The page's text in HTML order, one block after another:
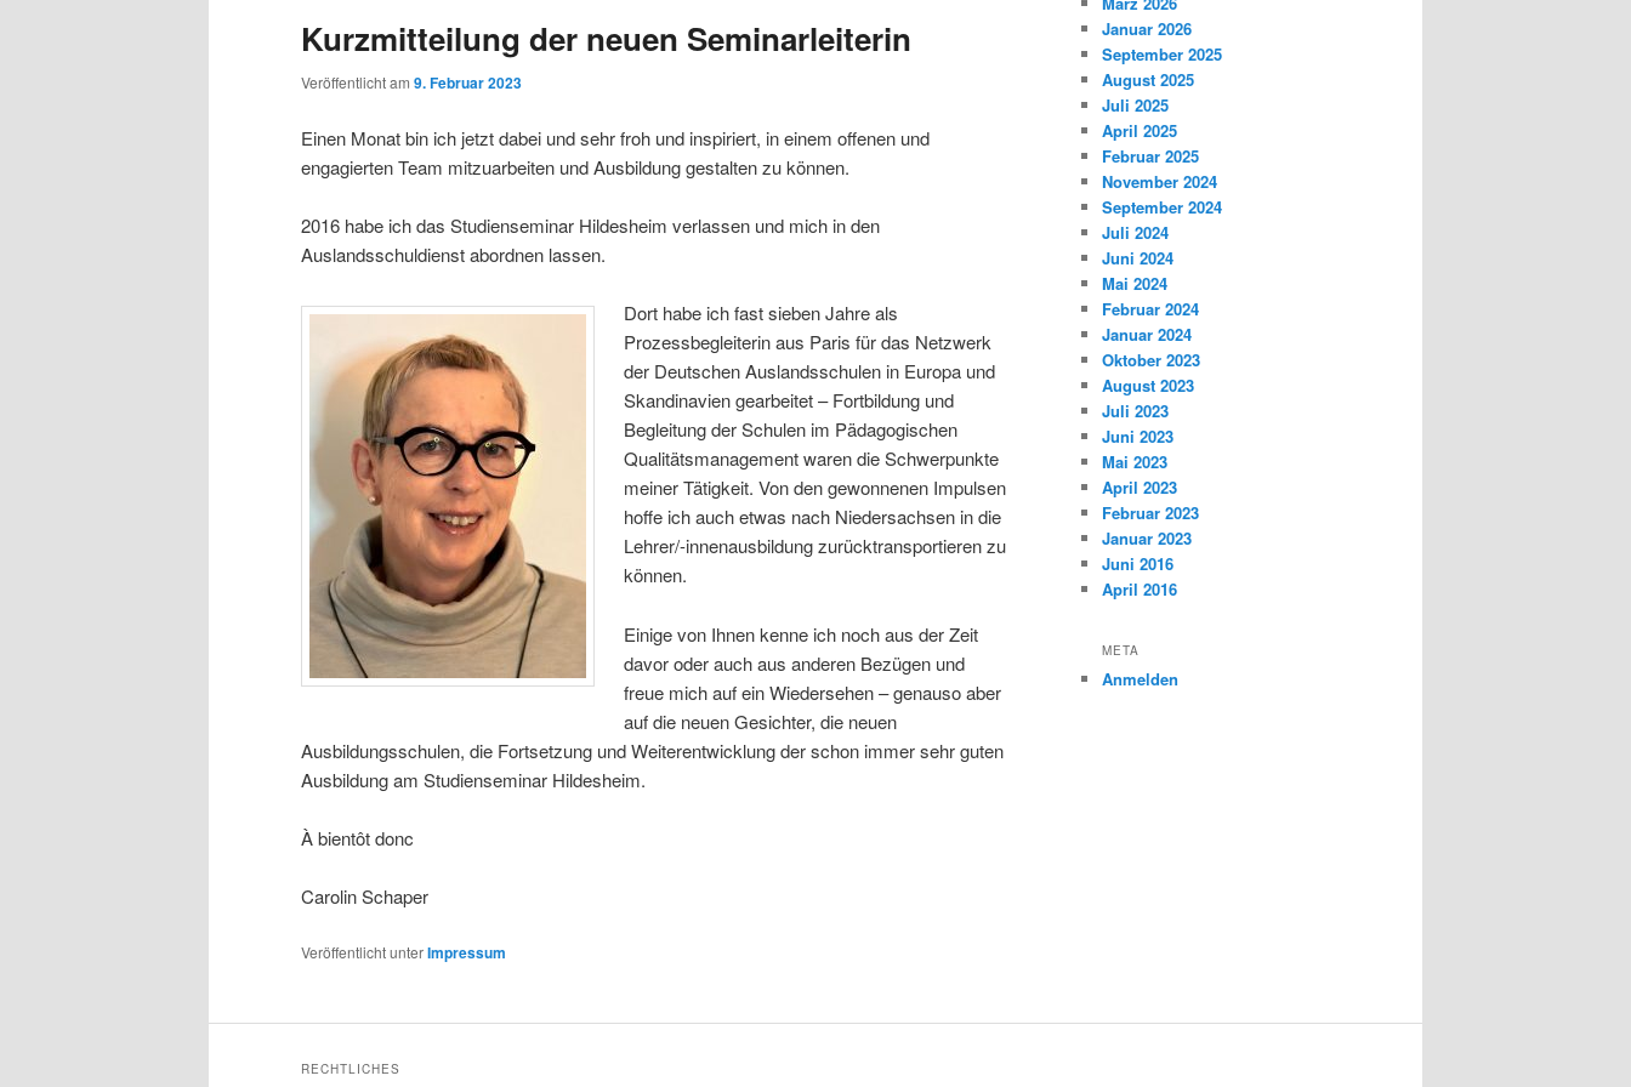
Kurzmitteilung der neuen Seminarleiterin
Veröffentlicht am 9. Februar 2023
Einen Monat bin ich jetzt dabei und sehr froh und inspiriert, in einem offenen und
engagierten Team mitzuarbeiten und Ausbildung gestalten zu können.
2016 habe ich das Studienseminar Hildesheim verlassen und mich in den
Auslandsschuldienst abordnen lassen.
Dort habe ich fast sieben Jahre als
Prozessbegleiterin aus Paris für das Netzwerk
der Deutschen Auslandsschulen in Europa und
Skandinavien gearbeitet – Fortbildung und
Begleitung der Schulen im Pädagogischen
Qualitätsmanagement waren die Schwerpunkte
meiner Tätigkeit. Von den gewonnenen Impulsen
hoffe ich auch etwas nach Niedersachsen in die
Lehrer/-innenausbildung zurücktransportieren zu
können.
Einige von Ihnen kenne ich noch aus der Zeit
davor oder auch aus anderen Bezügen und
freue mich auf ein Wiedersehen – genauso aber
auf die neuen Gesichter, die neuen
Ausbildungsschulen, die Fortsetzung und Weiterentwicklung der schon immer sehr guten
Ausbildung am Studienseminar Hildesheim.
À bientôt donc
Carolin Schaper
Veröffentlicht unterImpressum
Januar 2026
September 2025
August 2025
Juli 2025
April 2025
Februar 2025
November 2024
September 2024
Juli 2024
Juni 2024
Mai 2024
Februar 2024
Januar 2024
Oktober 2023
August 2023
Juli 2023
Juni 2023
Mai 2023
April 2023
Februar 2023
Januar 2023
Juni 2016
April 2016
META
Anmelden
RECHTLICHES